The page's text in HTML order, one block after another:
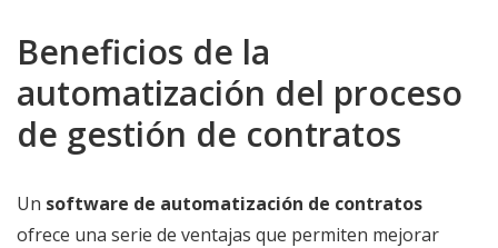
Beneficios de la
automatización del proceso
de gestión de contratos
Un software de automatización de contratos
ofrece una serie de ventajas que permiten mejorar